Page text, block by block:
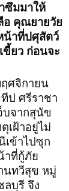
ซึมมาให้
อ คุณยายวัย
น้าที่ปศุสัตว์
ขี้ยว ก่อนจะ
ศจิกายน
ป ศรีราชา
บจากสุนัข
เฝ้าอยู่ไม่
เข้าไปซุก
าที่กู้ภัย
นทวีสุข หมู่
ลบุรี จึง